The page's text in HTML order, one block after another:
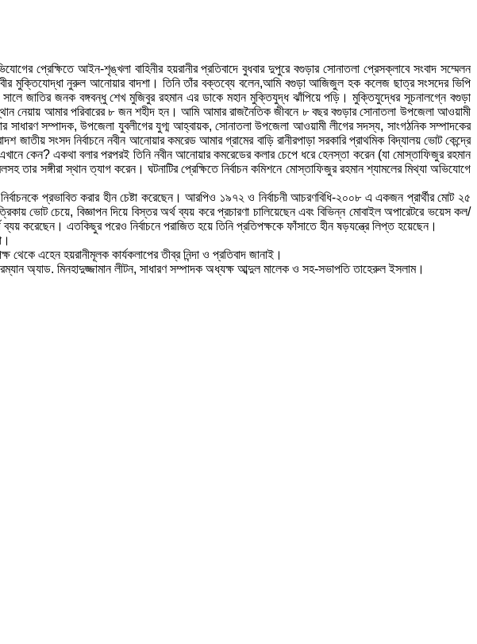
প্রেক্ষিতে আইন-শৃঙ্খলা বাহিনীর হয়রানীর প্রতিবাদে বুধবার দুপুরে বগুড়ার সোনাতলা প্রেসক্লাবে সংবাদ সম্মেলন
মুক্তিযোদ্ধা নুরুল আনোয়ার বাদশা। তিনি তাঁর বক্তব্যে বলেন,আমি বগুড়া আজিজুল হক কলেজ ছাত্র সংসদের ভিপি
জাতির জনক বঙ্গবন্ধু শেখ মুজিবুর রহমান এর ডাকে মহান মুক্তিযুদ্ধ ঝাঁপিয়ে পড়ি। মুক্তিযুদ্ধের সূচনালগ্নে বগুড়া
নেয়ায় আমার পরিবারের ৮ জন শহীদ হন। আমি আমার রাজনৈতিক জীবনে ৮ বছর বগুড়ার সোনাতলা উপজেলা আওয়ামী
সাধারণ সম্পাদক, উপজেলা যুবলীগের যুগ্ম আহ্বায়ক, সোনাতলা উপজেলা আওয়ামী লীগের সদস্য, সাংগঠনিক সম্পাদকের
সংসদ নির্বাচনে নবীন আনোয়ার কমরেড আমার গ্রামের বাড়ি রানীরপাড়া সরকারি প্রাথমিক বিদ্যালয় ভোট কেন্দ্রে
কেন? একথা বলার পরপরই তিনি নবীন আনোয়ার কমরেডের কলার চেপে ধরে হেনস্তা করেন (যা মোস্তাফিজুর রহমান
সঙ্গীরা স্থান ত্যাগ করেন। ঘটনাটির প্রেক্ষিতে নির্বাচন কমিশনে মোস্তাফিজুর রহমান শ্যামলের মিথ্যা অভিযোগে
প্রভাবিত করার হীন চেষ্টা করেছেন। আরপিও ১৯৭২ ও নির্বাচনী আচরণবিধি-২০০৮ এ একজন প্রার্থীর মোট ২৫
ভোট চেয়ে, বিজ্ঞাপন দিয়ে বিস্তর অর্থ ব্যয় করে প্রচারণা চালিয়েছেন এবং বিভিন্ন মোবাইল অপারেটরে ভয়েস কল/
করেছেন। এতকিছুর পরেও নির্বাচনে পরাজিত হয়ে তিনি প্রতিপক্ষকে ফাঁসাতে হীন ষড়যন্ত্রে লিপ্ত হয়েছেন।
এহেন হয়রানীমূলক কার্যকলাপের তীব্র নিন্দা ও প্রতিবাদ জানাই।
অ্যাড. মিনহাদুজ্জামান লীটন, সাধারণ সম্পাদক অধ্যক্ষ আব্দুল মালেক ও সহ-সভাপতি তাহেরুল ইসলাম।